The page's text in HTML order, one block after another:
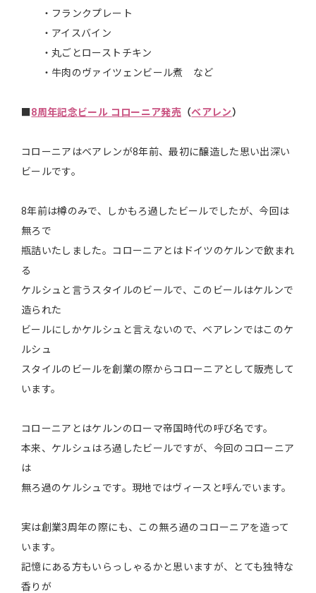
・フランクプレート
・アイスバイン
・丸ごとローストチキン
・牛肉のヴァイツェンビール煮 など
8周年記念ビール コローニア発売（ベアレン）
コローニアはベアレンが8年前、最初に醸造した思い出深い
ビールです。
8年前は樽のみで、しかもろ過したビールでしたが、今回は
無ろで
瓶詰いたしました。コローニアとはドイツのケルンで飲まれ
る
ケルシュと言うスタイルのビールで、このビールはケルンで
造られた
ビールにしかケルシュと言えないので、ベアレンではこのケ
ルシュ
スタイルのビールを創業の際からコローニアとして販売して
います。
コローニアとはケルンのローマ帝国時代の呼び名です。
本来、ケルシュはろ過したビールですが、今回のコローニア
は
無ろ過のケルシュです。現地ではヴィースと呼んでいます。
実は創業3周年の際にも、この無ろ過のコローニアを造って
います。
記憶にある方もいらっしゃるかと思いますが、とても独特な
香りが